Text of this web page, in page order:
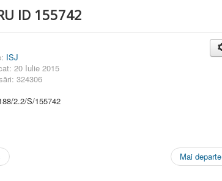
ID 155742
ISJ
20 Iulie 2015
324306
2.2/S/155742
Mai departe